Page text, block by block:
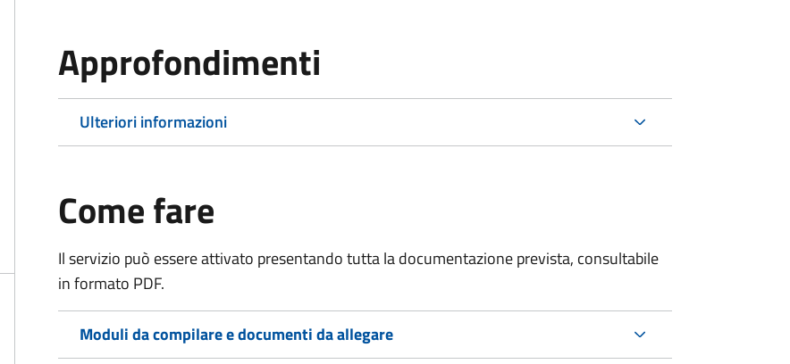
Approfondimenti
Ulteriori informazioni
Come fare
Il servizio può essere attivato presentando tutta la documentazione prevista, consultabile
in formato PDF.
Moduli da compilare e documenti da allegare